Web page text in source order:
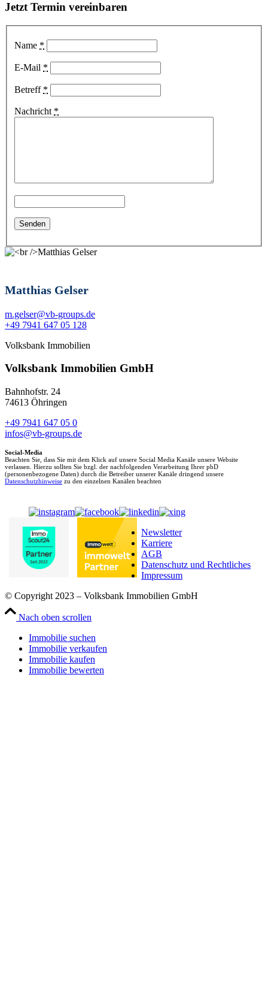
Jetzt Termin vereinbaren
Name *
E-Mail *
Betreff *
Nachricht *
Matthias Gelser
m.gelser@vb-groups.de
+49 7941 647 05 128
Volksbank Immobilien
Volksbank Immobilien GmbH
Bahnhofstr. 24
74613 Öhringen
+49 7941 647 05 0
infos@vb-groups.de
Social-Media
Beachten Sie, dass Sie mit dem Klick auf unsere Social Media Kanäle unsere Website
verlassen. Hierzu sollten Sie bzgl. der nachfolgenden Verarbeitung Ihrer pbD
(personenbezogene Daten) durch die Betreiber unserer Kanäle dringend unsere
Datenschutzhinweise zu den einzelnen Kanälen beachten
Newsletter
Karriere
AGB
Datenschutz und Rechtliches
Impressum
© Copyright 2023 – Volksbank Immobilien GmbH
Nach oben scrollen
Immobilie suchen
Immobilie verkaufen
Immobilie kaufen
Immobilie bewerten